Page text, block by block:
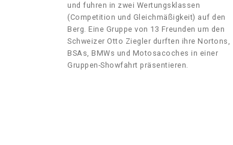
und fuhren in zwei Wertungsklassen
(Competition und Gleichmäßigkeit) auf den
Berg. Eine Gruppe von 13 Freunden um den
Schweizer Otto Ziegler durften ihre Nortons,
BSAs, BMWs und Motosacoches in einer
Gruppen-Showfahrt präsentieren.